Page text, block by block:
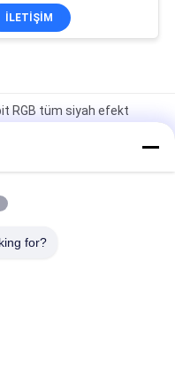
İLETIŞIM
RGB tüm siyah efekt
800x268 Piksel 25 Pin
1080 * 1920 Piksel 31 Pin
for?